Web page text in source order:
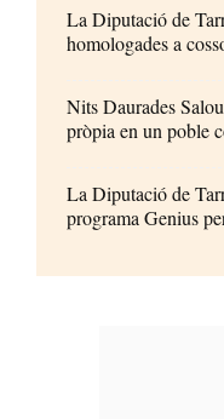
La Diputació de
homologades a
Nits Daurades
pròpia en un poble
La Diputació de
programa Genius